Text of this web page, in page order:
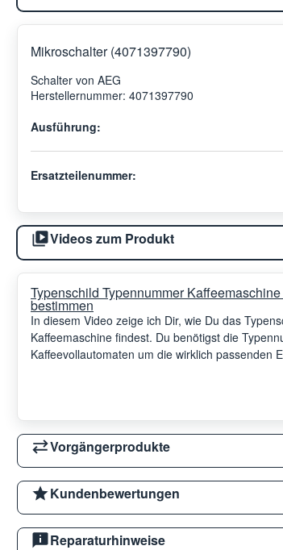
Mikroschalter (4071397790)
Schalter von AEG
Herstellernummer: 4071397790
Ausführung:
Ersatzteilenummer:
Videos zum Produkt
Typenschild Typennummer
bestimmen
In diesem Video zeige ich Dir, wie Du das
Kaffeemaschine findest. Du benötigst die
Kaffeevollautomaten um die wirklich passenden
Vorgängerprodukte
Kundenbewertungen
Reparaturhinweise